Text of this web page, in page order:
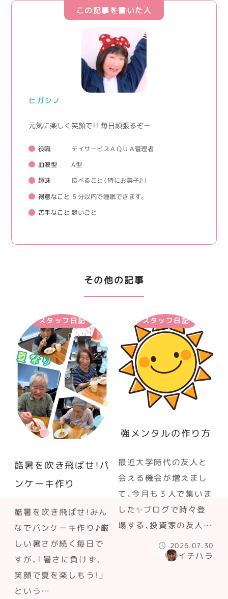
この記事を書いた人
ヒガシノ
元気に楽しく笑顔で！！ 毎日頑張るぞー
役職 デイサービスＡＱＵＡ管理者
血液型 A型
趣味 食べること（特にお菓子♪）
得意なこと ５分以内で睡眠できます。
苦手なこと 競いごと
その他の記事
スタッフ日記
酷暑を吹き飛ばせ！パ
ンケーキ作り
酷暑を吹き飛ばせ！みん
なでパンケーキ作り♪厳
しい暑さが続く毎日で
すが、「暑さに負けず、
笑顔で夏を楽しもう！」
という…
スタッフ日記
強メンタルの作り方
最近大学時代の友人と
会える機会が増えまし
て、今月も３人で集いま
した✨ブログで時々登
場する、投資家の友人…
2026.07.30
イチハラ